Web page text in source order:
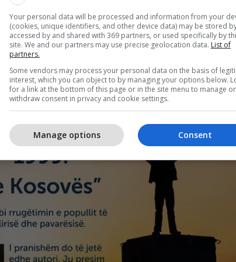
në libër zë edhe drama e dëbimit të rreth një
të Kosovës nga vatrat e tyre, si dhe kthimi i
të luftës. Përmes kësaj vepre, lexuesi
në frontet e luftës, në politikën shqiptare dhe në
Your personal data will be processed and information from your
(cookies, unique identifiers, and other device data) may be stored
accessed by and shared with 369 partners, or used specifically by
site. We and our partners may use precise geolocation data. List of
partners.
Some vendors may process your personal data on the basis of
interest, which you can object to by managing your options below.
for a link at the bottom of this page or in the site menu to manage or
withdraw consent in privacy and cookie settings.
Consent
Manage options